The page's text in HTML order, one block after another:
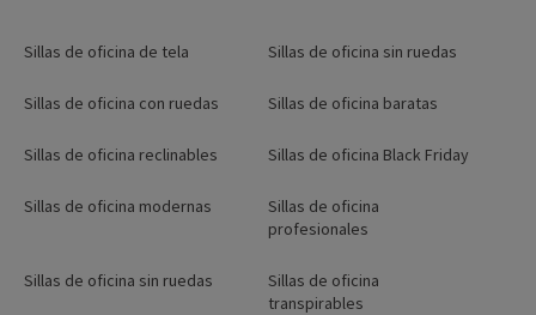
Sillas de oficina de tela Sillas de oficina sin ruedas
Sillas de oficina con ruedas Sillas de oficina baratas
Sillas de oficina reclinables Sillas de oficina Black Friday
Sillas de oficina modernas
Sillas de oficina
profesionales
Sillas de oficina sin ruedas
Sillas de oficina
transpirables